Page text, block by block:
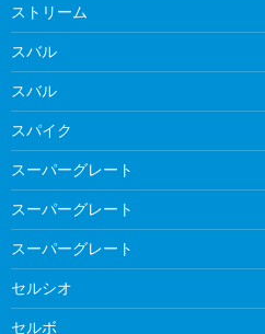
ストリーム
スバル
スバル
スパイク
スーパーグレート
スーパーグレート
スーパーグレート
セルシオ
セルボ